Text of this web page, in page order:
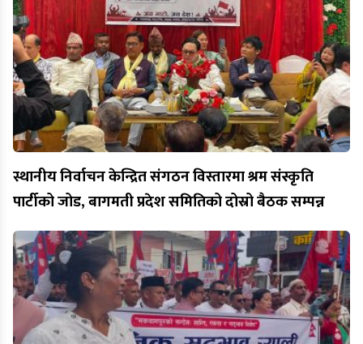
स्थानीय निर्वाचन केन्द्रित संगठन विस्तारमा श्रम संस्कृति
पार्टीको जोड, बागमती प्रदेश समितिको दोस्रो बैठक सम्पन्न